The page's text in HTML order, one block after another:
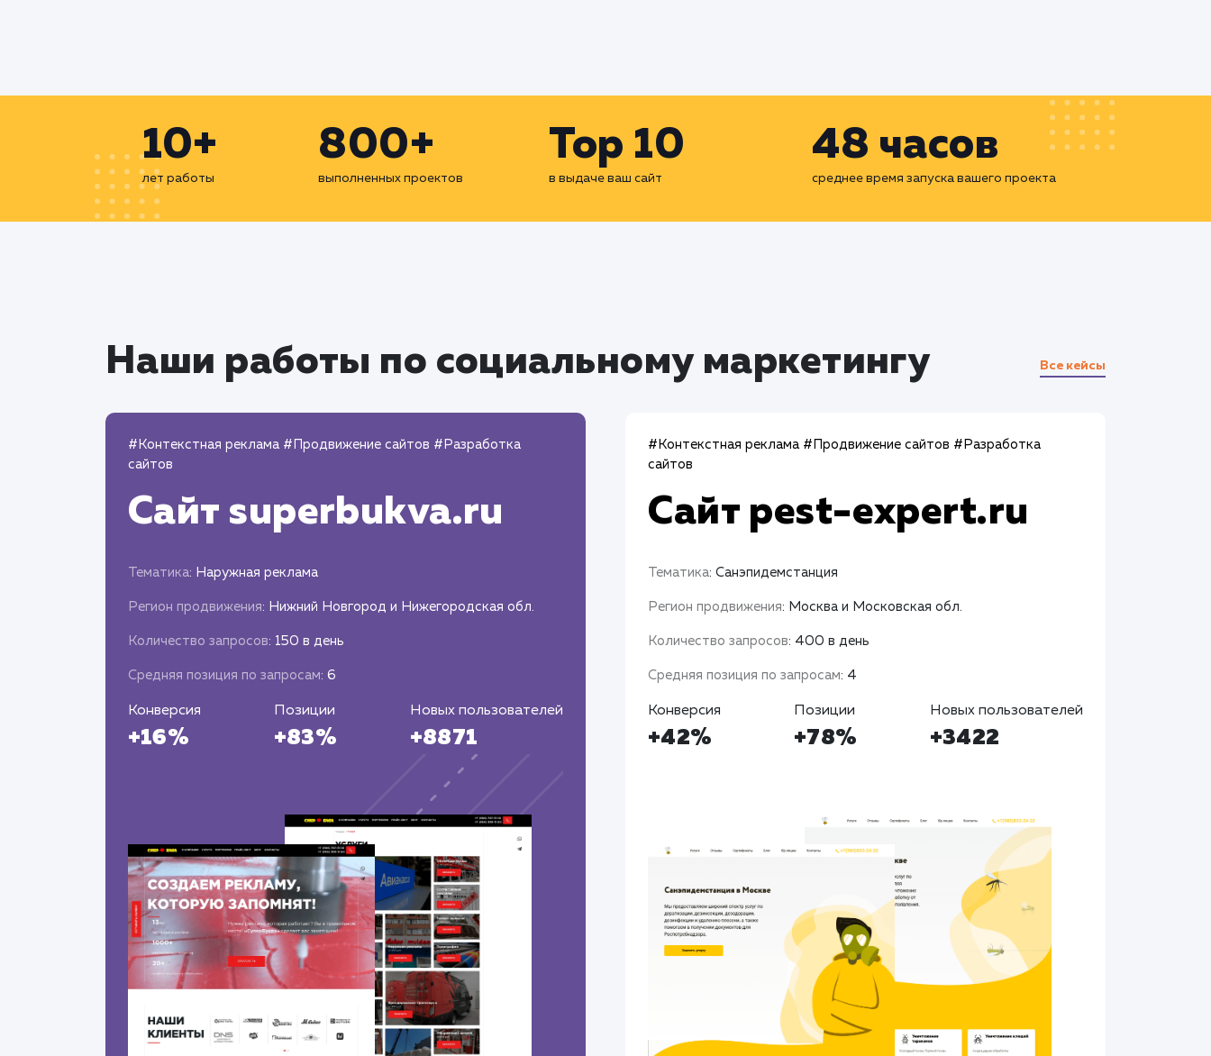
10+
лет работы
800+
выполненных проектов
Top 10
в выдаче ваш сайт
48 часов
среднее время запуска вашего проекта
Наши работы по социальному маркетингу Все кейсы
#Контекстная реклама #Продвижение сайтов #Разработка
сайтов
Сайт superbukva.ru
Тематика: Наружная реклама
Регион продвижения: Нижний Новгород и Нижегородская обл.
Количество запросов: 150 в день
Средняя позиция по запросам: 6
Конверсия
+16%
Позиции
+83%
Новых пользователей
+8871
#Контекстная реклама #Продвижение сайтов #Разработка
сайтов
Сайт pest-expert.ru
Тематика: Санэпидемстанция
Регион продвижения: Москва и Московская обл.
Количество запросов: 400 в день
Средняя позиция по запросам: 4
Конверсия
+42%
Позиции
+78%
Новых пользователей
+3422